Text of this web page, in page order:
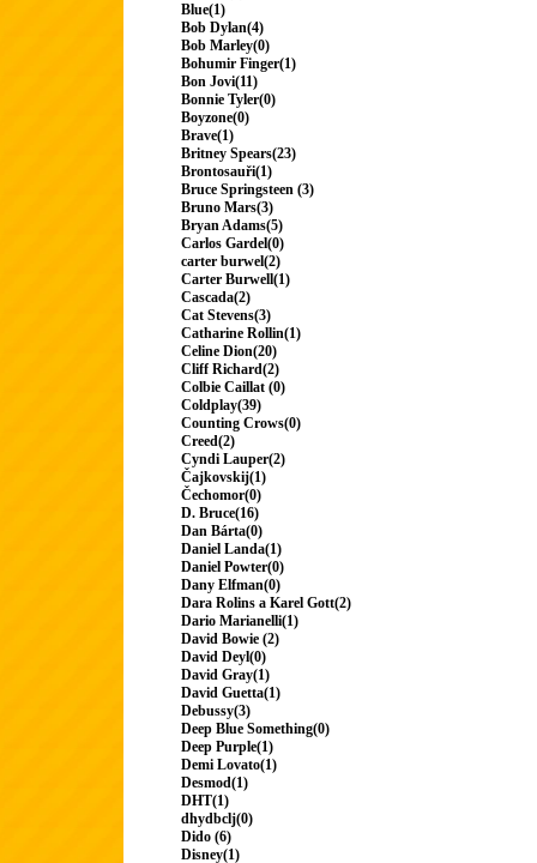
Blue(1)
Bob Dylan(4)
Bob Marley(0)
Bohumir Finger(1)
Bon Jovi(11)
Bonnie Tyler(0)
Boyzone(0)
Brave(1)
Britney Spears(23)
Brontosauři(1)
Bruce Springsteen (3)
Bruno Mars(3)
Bryan Adams(5)
Carlos Gardel(0)
carter burwel(2)
Carter Burwell(1)
Cascada(2)
Cat Stevens(3)
Catharine Rollin(1)
Celine Dion(20)
Cliff Richard(2)
Colbie Caillat (0)
Coldplay(39)
Counting Crows(0)
Creed(2)
Cyndi Lauper(2)
Čajkovskij(1)
Čechomor(0)
D. Bruce(16)
Dan Bárta(0)
Daniel Landa(1)
Daniel Powter(0)
Dany Elfman(0)
Dara Rolins a Karel Gott(2)
Dario Marianelli(1)
David Bowie (2)
David Deyl(0)
David Gray(1)
David Guetta(1)
Debussy(3)
Deep Blue Something(0)
Deep Purple(1)
Demi Lovato(1)
Desmod(1)
DHT(1)
dhydbclj(0)
Dido (6)
Disney(1)